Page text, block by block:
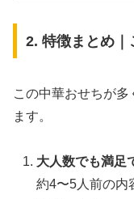
2. 特徴まとめ｜
この中華おせちが多
ます。
大人数でも満足
約4〜5人前の内